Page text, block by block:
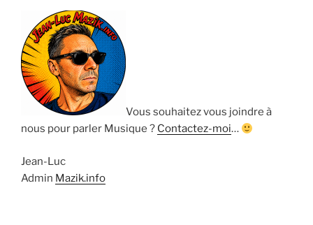
Vous souhaitez vous joindre à
nous pour parler Musique ? Contactez-moi…
Jean-Luc
Admin Mazik.info